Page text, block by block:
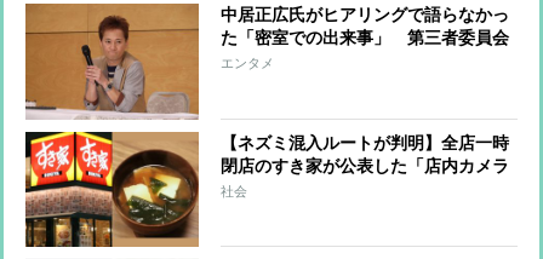
中居正広氏がヒアリングで語らなかっ
た「密室での出来事」 第三者委員会
からの守秘義務解除の依頼を拒否、被
エンタメ
【ネズミ混入ルートが判明】全店一時
閉店のすき家が公表した「店内カメラ
が示した“証拠”」と「今後の対応」
社会